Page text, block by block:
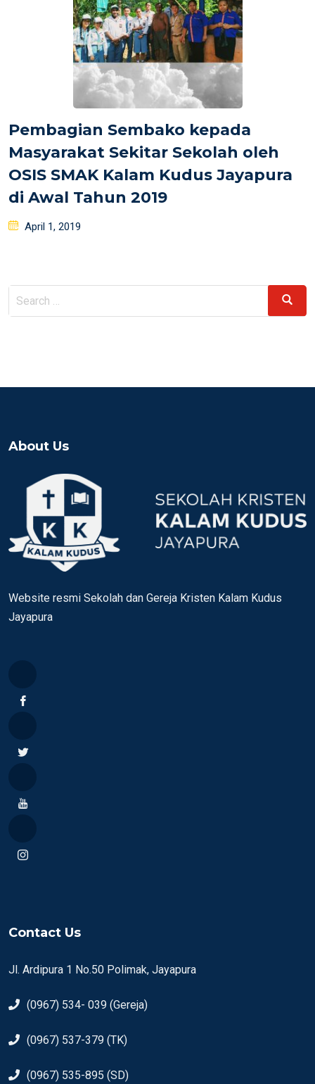
Pembagian Sembako kepada
Masyarakat Sekitar Sekolah oleh
OSIS SMAK Kalam Kudus Jayapura
di Awal Tahun 2019
Posted
April 1, 2019
Search
Search
About Us
Website resmi Sekolah dan Gereja Kristen Kalam Kudus
Jayapura
Contact Us
Jl. Ardipura 1 No.50 Polimak, Jayapura
(0967) 534- 039 (Gereja)
(0967) 537-379 (TK)
(0967) 535-895 (SD)